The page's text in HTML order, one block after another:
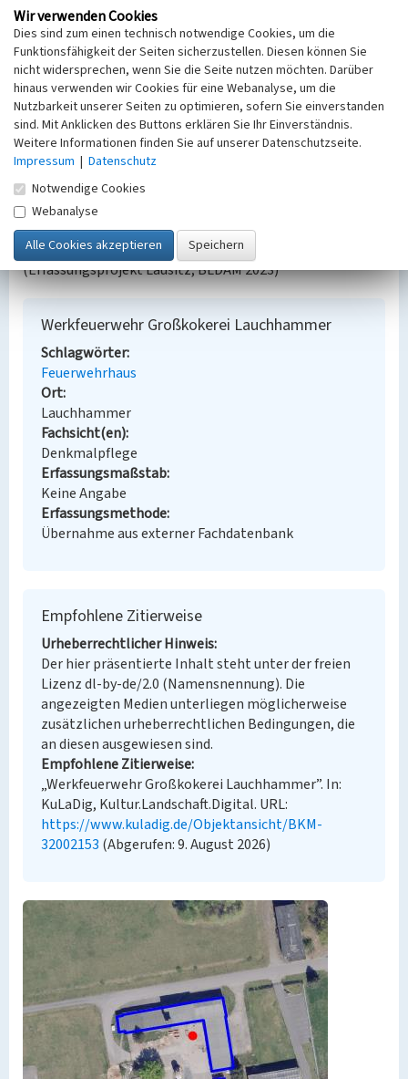
Datierung:
Errichtung: 1952/1959
Quellen/Literaturangaben:
Traditionsverein Braunkohle Lauchhammer e.V.
Traditionsverein Braunkohle Lauchhammer e.V.:Die
Grosskokerei Lauchhammer, Lauchhammer 2009
S.93-99
BKM-Nummer:32002153
(Erfassungsprojekt Lausitz, BLDAM 2023)
Werkfeuerwehr Großkokerei Lauchhammer
Schlagwörter
Feuerwehrhaus
Ort
Lauchhammer
Fachsicht(en)
Denkmalpflege
Erfassungsmaßstab
Keine Angabe
Erfassungsmethode
Übernahme aus externer Fachdatenbank
Empfohlene Zitierweise
Urheberrechtlicher Hinweis
Der hier präsentierte Inhalt steht unter der freien
Lizenz dl-by-de/2.0 (Namensnennung). Die
angezeigten Medien unterliegen möglicherweise
zusätzlichen urheberrechtlichen Bedingungen, die
an diesen ausgewiesen sind.
Empfohlene Zitierweise
„Werkfeuerwehr Großkokerei Lauchhammer”. In:
KuLaDig, Kultur.Landschaft.Digital. URL:
https://www.kuladig.de/Objektansicht/BKM-
32002153 (Abgerufen: 9. August 2026)
Wir verwenden Cookies
Dies sind zum einen technisch notwendige Cookies, um die
Funktionsfähigkeit der Seiten sicherzustellen. Diesen können Sie
nicht widersprechen, wenn Sie die Seite nutzen möchten. Darüber
hinaus verwenden wir Cookies für eine Webanalyse, um die
Nutzbarkeit unserer Seiten zu optimieren, sofern Sie einverstanden
sind. Mit Anklicken des Buttons erklären Sie Ihr Einverständnis.
Weitere Informationen finden Sie auf unserer Datenschutzseite.
Impressum | Datenschutz
Notwendige Cookies
Webanalyse